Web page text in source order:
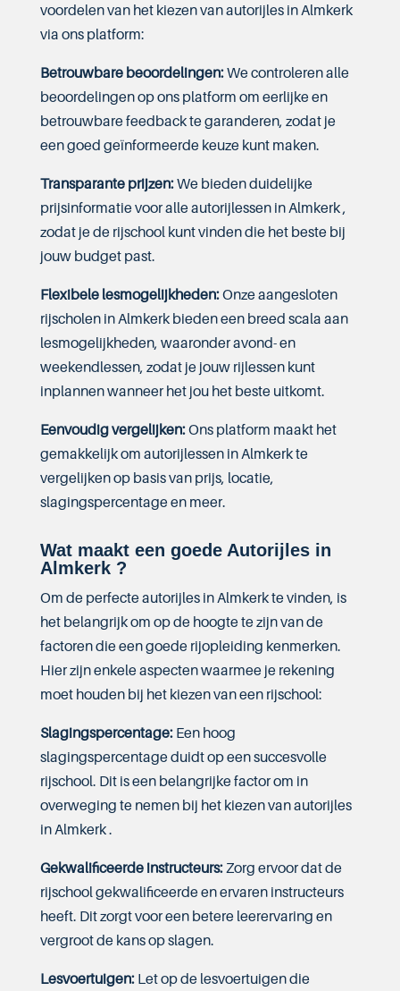
voordelen van het kiezen van autorijles in Almkerk
via ons platform:
Betrouwbare beoordelingen:We controleren alle
beoordelingen op ons platform om eerlijke en
betrouwbare feedback te garanderen, zodat je
een goed geïnformeerde keuze kunt maken.
Transparante prijzen:We bieden duidelijke
prijsinformatie voor alle autorijlessen in Almkerk ,
zodat je de rijschool kunt vinden die het beste bij
jouw budget past.
Flexibele lesmogelijkheden:Onze aangesloten
rijscholen in Almkerk bieden een breed scala aan
lesmogelijkheden, waaronder avond- en
weekendlessen, zodat je jouw rijlessen kunt
inplannen wanneer het jou het beste uitkomt.
Eenvoudig vergelijken:Ons platform maakt het
gemakkelijk om autorijlessen in Almkerk te
vergelijken op basis van prijs, locatie,
slagingspercentage en meer.
Wat maakt een goede Autorijles in
Almkerk ?
Om de perfecte autorijles in Almkerk te vinden, is
het belangrijk om op de hoogte te zijn van de
factoren die een goede rijopleiding kenmerken.
Hier zijn enkele aspecten waarmee je rekening
moet houden bij het kiezen van een rijschool:
Slagingspercentage:Een hoog
slagingspercentage duidt op een succesvolle
rijschool. Dit is een belangrijke factor om in
overweging te nemen bij het kiezen van autorijles
in Almkerk .
Gekwalificeerde instructeurs:Zorg ervoor dat de
rijschool gekwalificeerde en ervaren instructeurs
heeft. Dit zorgt voor een betere leerervaring en
vergroot de kans op slagen.
Lesvoertuigen:Let op de lesvoertuigen die